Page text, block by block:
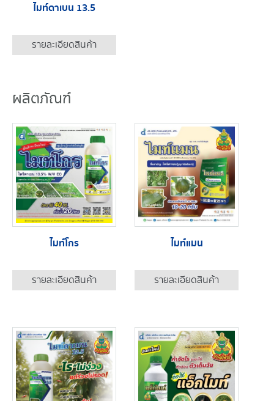
ไมท์ดาเบน 13.5
รายละเอียดสินค้า
ผลิตภัณฑ์
ไมท์โกร
รายละเอียดสินค้า
ไมท์แมน
รายละเอียดสินค้า